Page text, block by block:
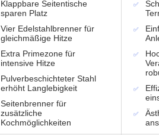
Klappbare Seitentische
sparen Platz
Vier Edelstahlbrenner für
gleichmäßige Hitze
Extra Primezone für
intensive Hitze
Pulverbeschichteter Stahl
erhöht Langlebigkeit
Seitenbrenner für
zusätzliche
Kochmöglichkeiten